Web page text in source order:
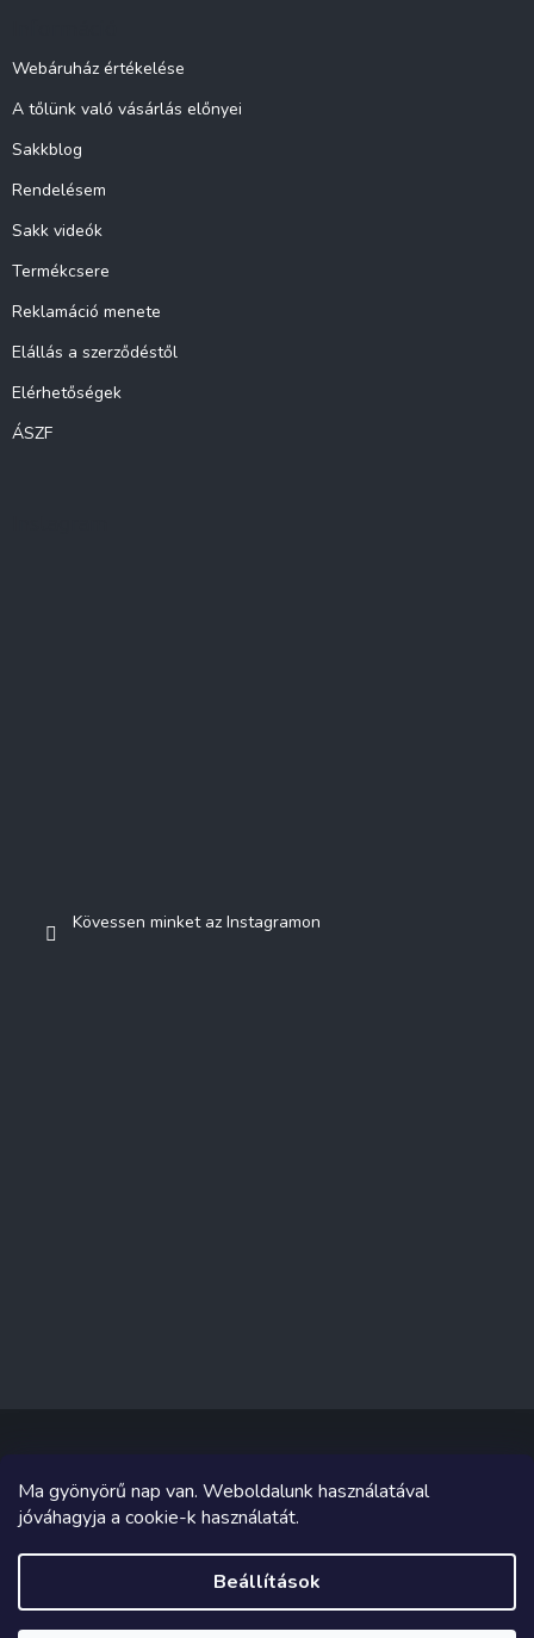
Ma gyönyörű nap van. Weboldalunk használatával
jóváhagyja a cookie-k használatát.
Beállítások
Webáruház értékelése
A tőlünk való vásárlás előnyei
Sakkblog
Rendelésem
Sakk videók
Termékcsere
Reklamáció menete
Elállás a szerződéstől
Elérhetőségek
ÁSZF
Kövessen minket az Instagramon
Copyright 2026 Sakküzlet. Minden jog fenntartva.
Grafika és megvalósítás innen Tomáš Hlad&Shoptetak.cz.
Shoptet készítette